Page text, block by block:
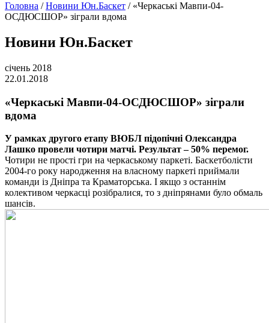
Головна /Новини Юн.Баскет / «Черкаські Мавпи-04-
ОСДЮСШОР» зіграли вдома
Новини Юн.Баскет
січень 2018
22.01.2018
«Черкаські Мавпи-04-ОСДЮСШОР» зіграли
вдома
У рамках другого етапу ВЮБЛ підопічні Олександра
Лашко провели чотири матчі. Результат – 50% перемог.
Чотири не прості гри на черкаському паркеті. Баскетболісти
2004-го року народження на власному паркеті приймали
команди із Дніпра та Краматорська. І якщо з останнім
колективом черкасці розібралися, то з дніпрянами було обмаль
шансів.